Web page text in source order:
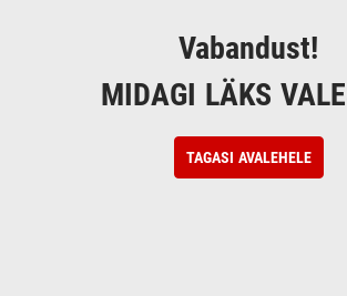
Vabandust!
MIDAGI LÄKS
TAGASI AVALEHELE